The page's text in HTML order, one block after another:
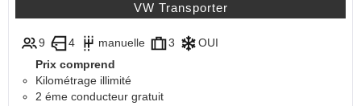
VW Transporter
9 4 manuelle 3
OUI
Prix comprend
Kilométrage illimité
2 éme conducteur gratuit